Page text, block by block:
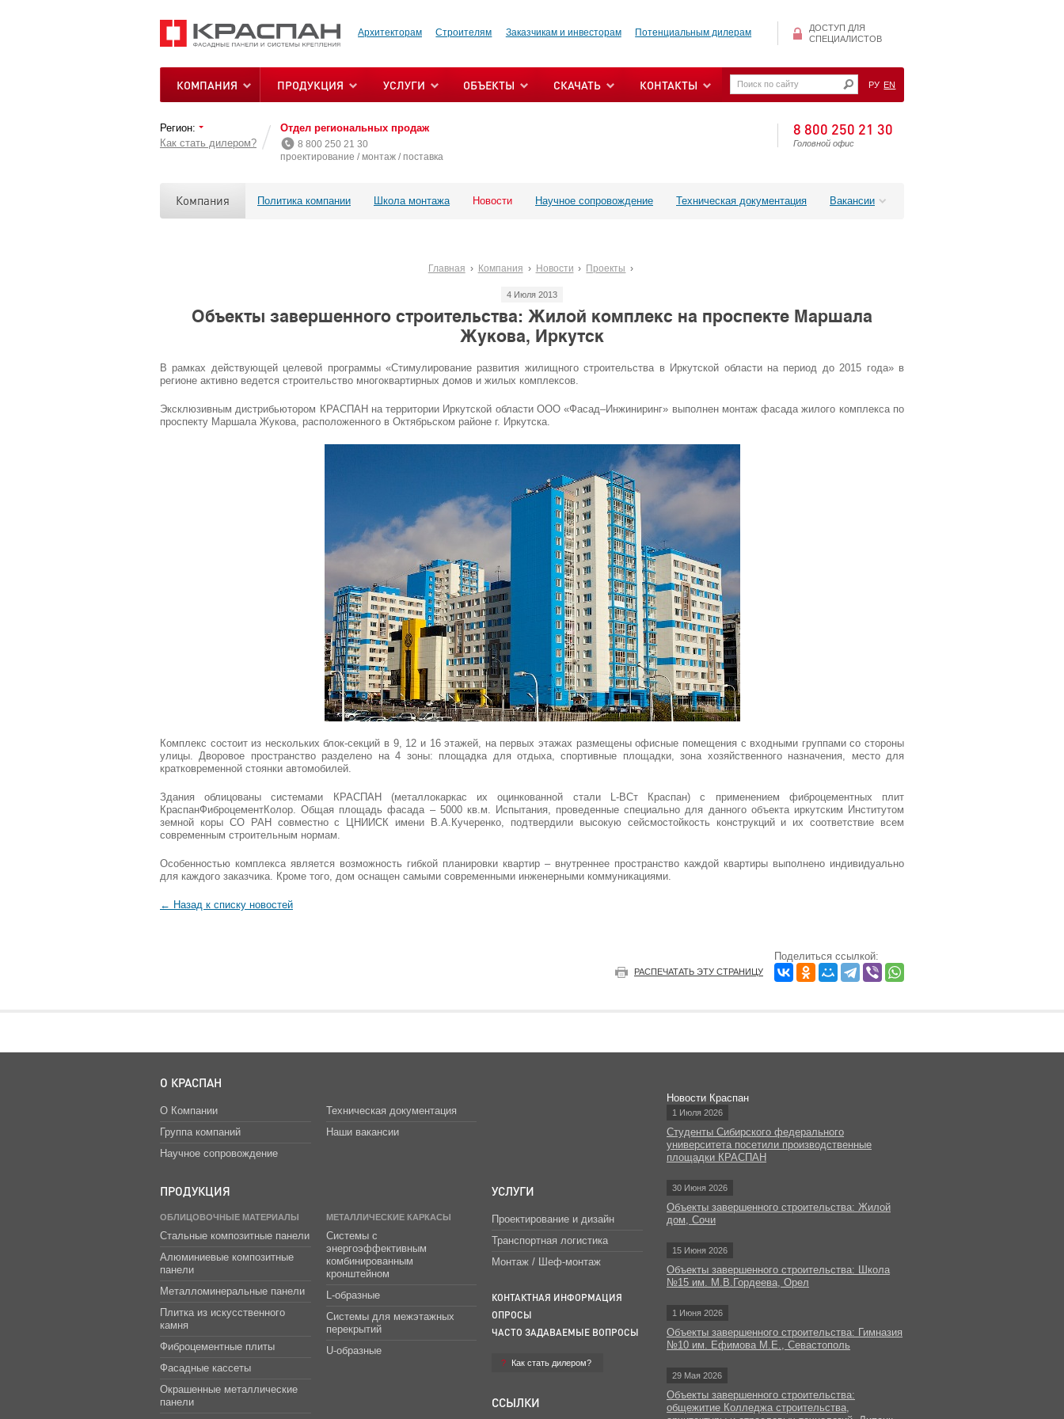
Архитекторам Строителям Заказчикам и инвесторам Потенциальным дилерам
ДОСТУП ДЛЯ
СПЕЦИАЛИСТОВ
КОМПАНИЯ ПРОДУКЦИЯ УСЛУГИ ОБЪЕКТЫ СКАЧАТЬ КОНТАКТЫ РУ EN
Регион:
Как стать дилером?
Отдел региональных продаж
8 800 250 21 30
проектирование / монтаж / поставка
8 800 250 21 30
Головной офис
Компания Политика компании Школа монтажа Новости Научное сопровождение Техническая документация Вакансии
Главная Компания Новости Проекты
4 Июля 2013
Объекты завершенного строительства: Жилой комплекс на проспекте Маршала
Жукова, Иркутск
В рамках действующей целевой программы «Стимулирование развития жилищного строительства в Иркутской области на период до 2015 года» в
регионе активно ведется строительство многоквартирных домов и жилых комплексов.
Эксклюзивным дистрибьютором КРАСПАН на территории Иркутской области ООО «Фасад–Инжиниринг» выполнен монтаж фасада жилого комплекса по
проспекту Маршала Жукова, расположенного в Октябрьском районе г. Иркутска.
Комплекс состоит из нескольких блок-секций в 9, 12 и 16 этажей, на первых этажах размещены офисные помещения с входными группами со стороны
улицы. Дворовое пространство разделено на 4 зоны: площадка для отдыха, спортивные площадки, зона хозяйственного назначения, место для
кратковременной стоянки автомобилей.
Здания облицованы системами КРАСПАН (металлокаркас их оцинкованной стали L-ВСт Краспан) с применением фиброцементных плит
КраспанФиброцементКолор. Общая площадь фасада – 5000 кв.м. Испытания, проведенные специально для данного объекта иркутским Институтом
земной коры СО РАН совместно с ЦНИИСК имени В.А.Кучеренко, подтвердили высокую сейсмостойкость конструкций и их соответствие всем
современным строительным нормам.
Особенностью комплекса является возможность гибкой планировки квартир – внутреннее пространство каждой квартиры выполнено индивидуально
для каждого заказчика. Кроме того, дом оснащен самыми современными инженерными коммуникациями.
← Назад к списку новостей
РАСПЕЧАТАТЬ ЭТУ СТРАНИЦУ
Поделиться ссылкой:
О КРАСПАН
О Компании
Группа компаний
Научное сопровождение
Техническая документация
Наши вакансии
ПРОДУКЦИЯ
ОБЛИЦОВОЧНЫЕ МАТЕРИАЛЫ
Стальные композитные панели
Алюминиевые композитные
панели
Металломинеральные панели
Плитка из искусственного
камня
Фиброцементные плиты
Фасадные кассеты
Окрашенные металлические
панели
МЕТАЛЛИЧЕСКИЕ КАРКАСЫ
Системы с
энергоэффективным
комбинированным
кронштейном
L-образные
Системы для межэтажных
перекрытий
U-образные
УСЛУГИ
Проектирование и дизайн
Транспортная логистика
Монтаж / Шеф-монтаж
КОНТАКТНАЯ ИНФОРМАЦИЯ
ОПРОСЫ
ЧАСТО ЗАДАВАЕМЫЕ ВОПРОСЫ
Как стать дилером?
ССЫЛКИ
Новости Краспан
1 Июля 2026
Студенты Сибирского федерального
университета посетили производственные
площадки КРАСПАН
30 Июня 2026
Объекты завершенного строительства: Жилой
дом, Сочи
15 Июня 2026
Объекты завершенного строительства: Школа
№15 им. М.В.Гордеева, Орел
1 Июня 2026
Объекты завершенного строительства: Гимназия
№10 им. Ефимова М.Е., Севастополь
29 Мая 2026
Объекты завершенного строительства:
общежитие Колледжа строительства,